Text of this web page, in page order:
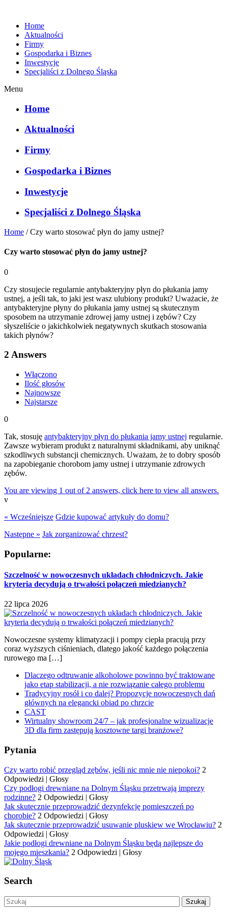
Home
Aktualności
Firmy
Gospodarka i Biznes
Inwestycje
Specjaliści z Dolnego Śląska
Menu
Home
Aktualności
Firmy
Gospodarka i Biznes
Inwestycje
Specjaliści z Dolnego Śląska
Home /Czy warto stosować płyn do jamy ustnej?
Czy warto stosować płyn do jamy ustnej?
0
Czy stosujecie regularnie antybakteryjny płyn do płukania jamy
ustnej, a jeśli tak, to jaki jest wasz ulubiony produkt? Uważacie, że
antybakteryjne płyny do płukania jamy ustnej są skutecznym
sposobem na utrzymanie zdrowej jamy ustnej i zębów? Czy
słyszeliście o jakichkolwiek negatywnych skutkach stosowania
takich płynów?
2 Answers
Włączono
Ilość głosów
Najnowsze
Najstarsze
0
Tak, stosuję antybakteryjny płyn do płukania jamy ustnej regularnie.
Zawsze wybieram produkt z naturalnymi składnikami, aby uniknąć
szkodliwych substancji chemicznych. Uważam, że to dobry sposób
na zapobieganie chorobom jamy ustnej i utrzymanie zdrowych
zębów.
You are viewing 1 out of 2 answers, click here to view all answers.
v
« Wcześniejsze Gdzie kupować artykuły do domu?
Następne » Jak zorganizować chrzest?
Popularne:
Szczelność w nowoczesnych układach chłodniczych. Jakie
kryteria decydują o trwałości połączeń miedzianych?
22 lipca 2026
Nowoczesne systemy klimatyzacji i pompy ciepła pracują przy
coraz wyższych ciśnieniach, dlatego jakość każdego połączenia
rurowego ma […]
Dlaczego odtruwanie alkoholowe powinno być traktowane
jako etap stabilizacji, a nie rozwiązanie całego problemu
Tradycyjny rosół i co dalej? Propozycje nowoczesnych dań
głównych na elegancki obiad po chrzcie
CAST
Wirtualny showroom 24/7 – jak profesjonalne wizualizacje
3D dla firm zastępują kosztowne targi branżowe?
Pytania
Czy warto robić przegląd zębów, jeśli nic mnie nie niepokoi? 2
Odpowiedzi | Głosy
Czy podłogi drewniane na Dolnym Śląsku przetrwają imprezy
rodzinne? 2 Odpowiedzi | Głosy
Jak skutecznie przeprowadzić dezynfekcję pomieszczeń po
chorobie? 2 Odpowiedzi | Głosy
Jak skutecznie przeprowadzić usuwanie pluskiew we Wrocławiu? 2
Odpowiedzi | Głosy
Jakie podłogi drewniane na Dolnym Śląsku będą najlepsze do
mojego mieszkania? 2 Odpowiedzi | Głosy
Search